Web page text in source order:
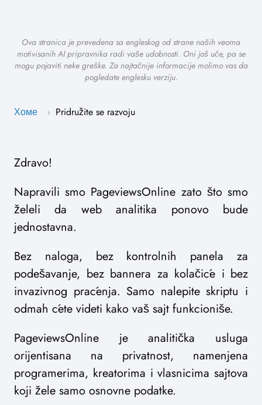
Ova stranica je prevedena sa engleskog od strane naših veoma
motivisanih AI pripravnika radi vaše udobnosti. Oni još uče, pa se
mogu pojaviti neke greške. Za najtačnije informacije molimo vas da
pogledate englesku verziju.
Хоме › Pridružite se razvoju
Zdravo!
Napravili smo PageviewsOnline zato što smo
želeli da web analitika ponovo bude
jednostavna.
Bez naloga, bez kontrolnih panela za
podešavanje, bez bannera za kolačiće i bez
invazivnog praćenja. Samo nalepite skriptu i
odmah ćete videti kako vaš sajt funkcioniše.
PageviewsOnline je analitička usluga
orijentisana na privatnost, namenjena
programerima, kreatorima i vlasnicima sajtova
koji žele samo osnovne podatke.